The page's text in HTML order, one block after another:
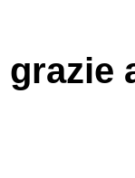
grazie